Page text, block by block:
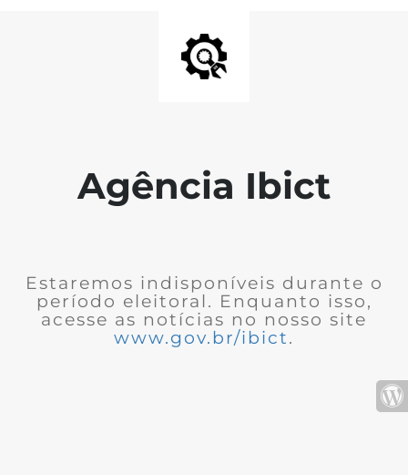
Agência Ibict
Estaremos indisponíveis durante o
período eleitoral. Enquanto isso,
acesse as notícias no nosso site
www.gov.br/ibict.